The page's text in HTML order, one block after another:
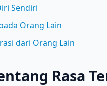
Sendiri
Orang Lain
dari Orang Lain
Rasa